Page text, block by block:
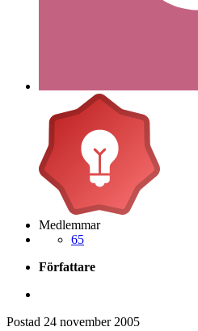
Medlemmar
65
Författare
Postad 24 november 2005